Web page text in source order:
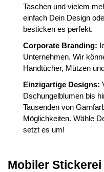
Taschen und vielem
einfach Dein Design
besticken es perfekt.
Corporate Branding:
Unternehmen. Wir
Handtücher, Mützen
Einzigartige Designs:
Dschungelblumen bis
Tausenden von
Möglichkeiten. Wähle
setzt es um!
Mobiler